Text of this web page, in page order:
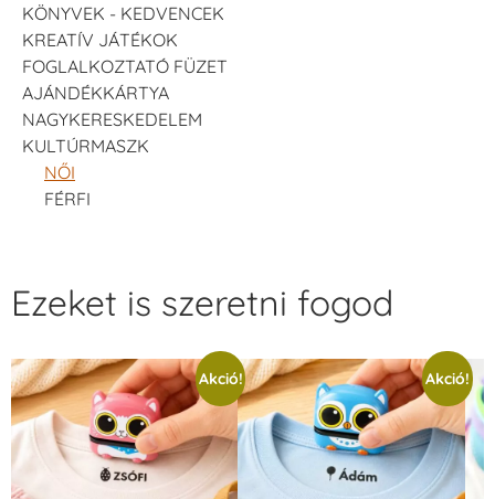
KÖNYVEK - KEDVENCEK
KREATÍV JÁTÉKOK
FOGLALKOZTATÓ FÜZET
AJÁNDÉKKÁRTYA
NAGYKERESKEDELEM
KULTÚRMASZK
NŐI
FÉRFI
Ezeket is szeretni fogod
Akció! Akció!